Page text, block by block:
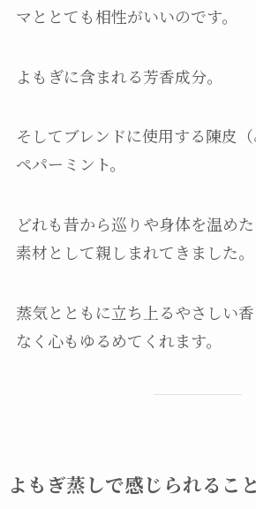
マととても相性がいいのです。
よもぎに含まれる芳香成分。
そしてブレンドに使用する陳皮
ペパーミント。
どれも昔から巡りや身体を温め
素材として親しまれてきました。
蒸気とともに立ち上るやさしい
なく心もゆるめてくれます。
よもぎ蒸しで感じられること